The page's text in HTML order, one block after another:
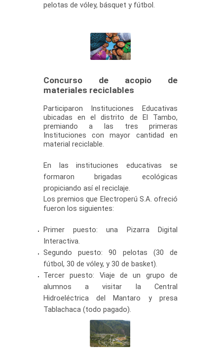
pelotas de vóley, básquet y fútbol.
Concurso de acopio de
materiales reciclables​​
Participaron Instituciones Educativas
ubicadas en el distrito de El Tambo,
premiando a las tres primeras
Instituciones con mayor cantidad en
material reciclable.
En las instituciones educativas se
formaron brigadas ecológicas
propiciando así el reciclaje.
Los premios que Electroperú S.A. ofreció
fueron los siguientes:
Primer puesto: una Pizarra Digital
Interactiva.
​Segundo puesto: 90 pelotas (30 de
fútbol, 30 de vóley, y 30 de basket).
Tercer puesto: Viaje de un grupo de
alumnos a visitar la Central
Hidroeléctrica del Mantaro y presa
Tablachaca (todo pagado).​